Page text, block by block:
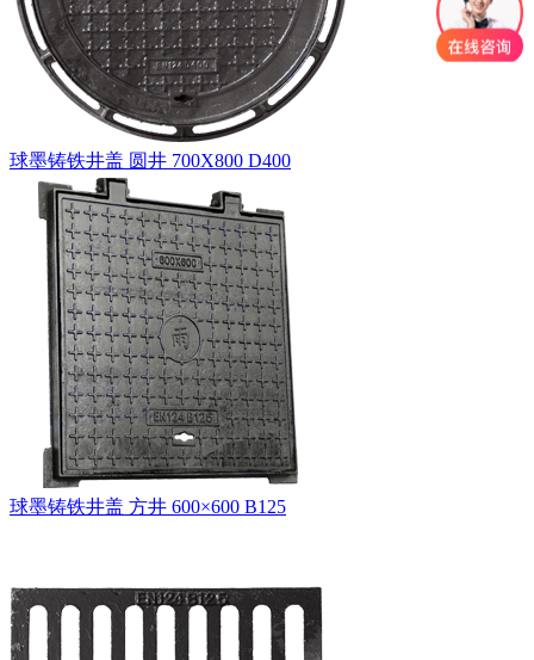
球墨铸铁井盖 圆井 700X800 D400
球墨铸铁井盖 方井 600×600 B125